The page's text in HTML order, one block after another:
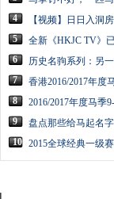
4
【视频】日日入洞
5
全新《HKJC TV》
6
历史名驹系列：另
7
香港2016/2017年度
8
2016/2017年度马季
9
盘点那些给马起名
10 2015全球经典一级